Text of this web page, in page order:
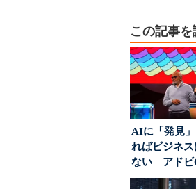
この記事
AIに「発見
ればビジネ
ない アドビ
った、AIエ